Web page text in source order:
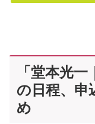
「堂本光
の日程、申
め